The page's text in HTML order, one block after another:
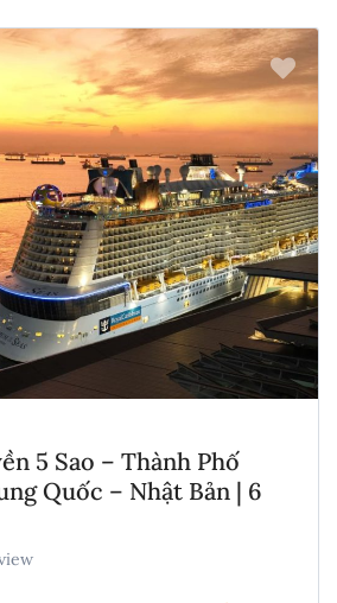
5 Sao – Thành Phố
Quốc – Nhật Bản | 6